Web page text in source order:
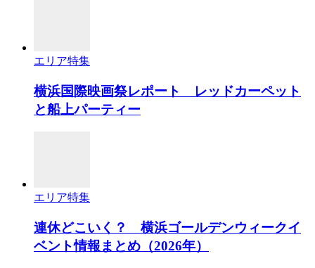
エリア特集
横浜国際映画祭レポート レッドカーペット
と船上パーティー
エリア特集
連休どこいく？ 横浜ゴールデンウィークイ
ベント情報まとめ（2026年）